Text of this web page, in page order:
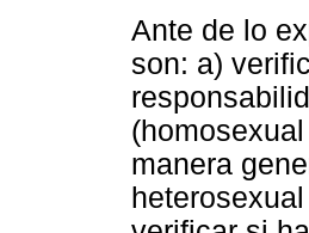
Ante de lo
son: a)
manera